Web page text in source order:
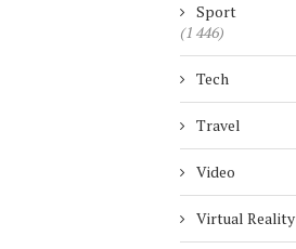
Sport
(1 446)
Tech
Travel
Video
Virtual Reality